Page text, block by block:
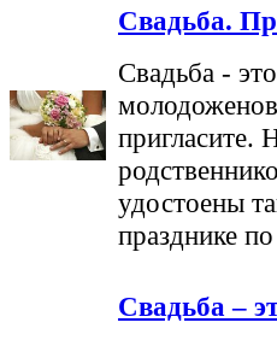
Свадьба.
Свадьба -
пригласите.
удостоены
празднике
Свадьба –